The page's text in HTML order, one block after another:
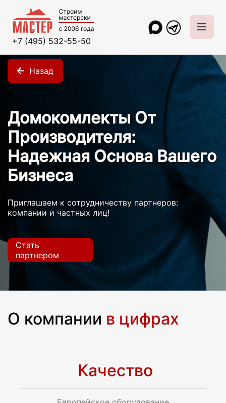
+7 (495) 532-55-50
Назад
Главная Дилерам
Домокомлекты От
Производителя:
Надежная Основа Вашего
Бизнеса
Приглашаем к сотрудничеству партнеров:
компании и частных лиц!
Стать
партнером
О компании в цифрах
Качество